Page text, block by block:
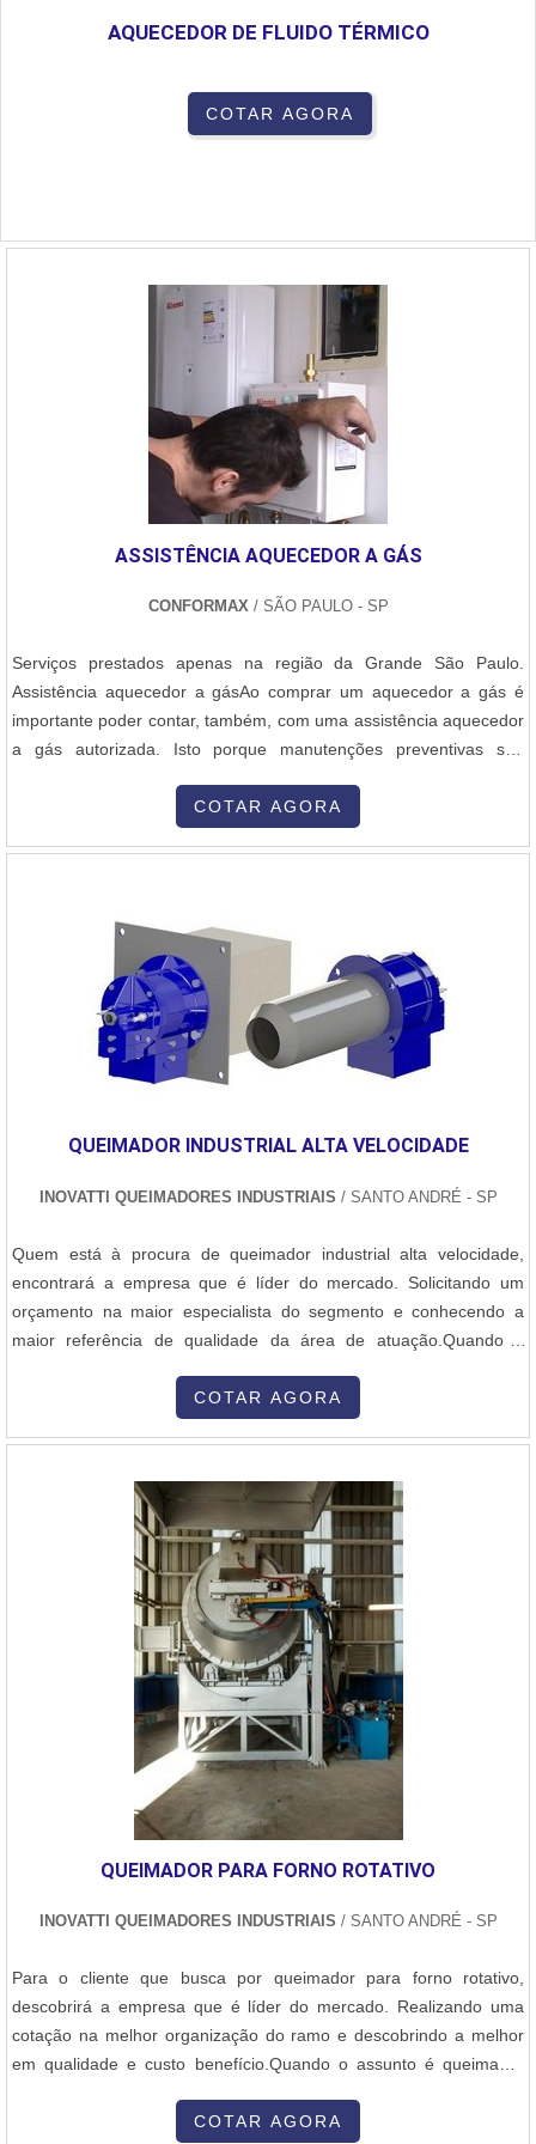
AQUECEDOR DE FLUIDO TÉRMICO
COTAR AGORA
ASSISTÊNCIA AQUECEDOR A GÁS
CONFORMAX / SÃO PAULO - SP
Serviços prestados apenas na região da Grande São Paulo.
Assistência aquecedor a gásAo comprar um aquecedor a gás é
importante poder contar, também, com uma assistência aquecedor
a gás autorizada. Isto porque manutenções preventivas são
profissionais especializados, garantem a segurança de seus
COTAR AGORA
QUEIMADOR INDUSTRIAL ALTA VELOCIDADE
INOVATTI QUEIMADORES INDUSTRIAIS / SANTO ANDRÉ - SP
Quem está à procura de queimador industrial alta velocidade,
encontrará a empresa que é líder do mercado. Solicitando um
orçamento na maior especialista do segmento e conhecendo a
maior referência de qualidade da área de atuação.Quando a
colaboradores da Inovatti Queimadores Industriais o cliente
encontrará ótima qualidade com atendimento a indústrias de
COTAR AGORA
QUEIMADOR PARA FORNO ROTATIVO
INOVATTI QUEIMADORES INDUSTRIAIS / SANTO ANDRÉ - SP
Para o cliente que busca por queimador para forno rotativo,
descobrirá a empresa que é líder do mercado. Realizando uma
cotação na melhor organização do ramo e descobrindo a melhor
em qualidade e custo benefício.Quando o assunto é queimador
encontrar proteção com soluções para estufas, fornos e
COTAR AGORA